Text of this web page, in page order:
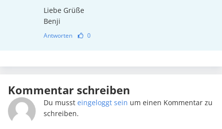
Liebe Grüße
Benji
Antworten 0
Kommentar schreiben
Du musst eingeloggt sein um einen Kommentar zu
schreiben.